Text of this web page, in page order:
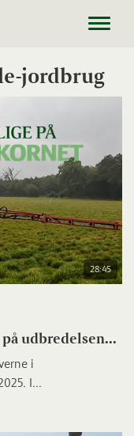
jordbrug
28:45
udbredelsen...
i
I...